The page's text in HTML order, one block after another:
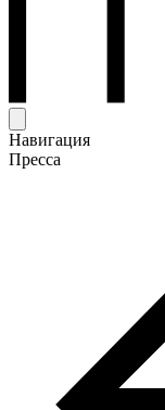
Навигация
Пресса